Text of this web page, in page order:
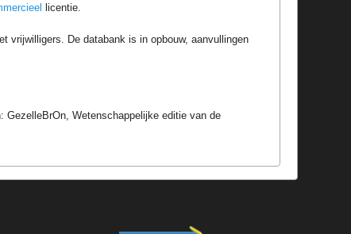
licentie.
vrijwilligers. De databank is in opbouw, aanvullingen
GezelleBrOn, Wetenschappelijke editie van de